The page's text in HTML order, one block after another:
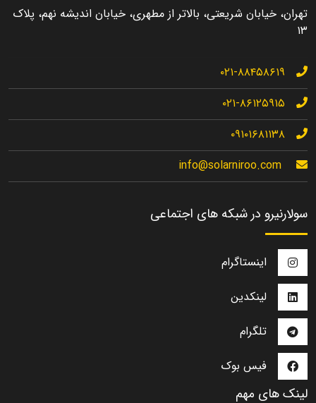
تهران، خیابان شریعتی، بالاتر از مطهری، خیابان اندیشه نهم، پلاک
۱۳
۰۲۱-۸۸۴۵۸۶۱۹
۰۲۱-۸۶۱۲۵۹۱۵
۰۹۱۰۱۶۸۱۱۳۸
info@solarniroo.com
سولارنیرو در شبکه های اجتماعی
اینستاگرام
لینکدین
تلگرام
فیس بوک
لینک های مهم